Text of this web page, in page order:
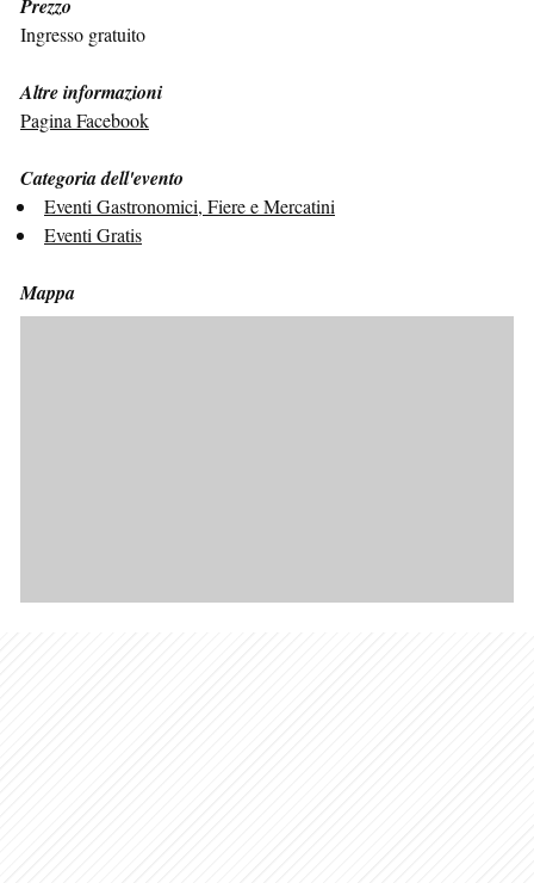
Prezzo
Ingresso gratuito
Altre informazioni
Pagina Facebook
Categoria dell'evento
Eventi Gastronomici, Fiere e Mercatini
Eventi Gratis
Mappa